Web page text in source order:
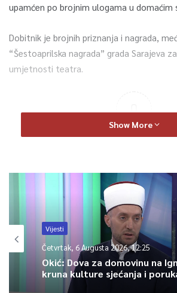
upamćen po brojnim ulogama u domaćim
Dobitnik je brojnih priznanja i nagrada,
“Šestoaprilska nagrada” grada Sarajeva
umjetnosti teatra.
0
Article Rating
Show More
Vijesti
Četvrtak, 6 Augusta 2026, 12:25
Okić: Dova za domovinu na
kruna kulture sjećanja i